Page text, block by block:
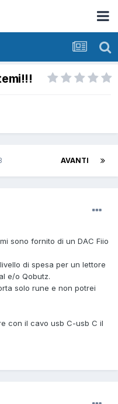
AVANTI
sono fornito di un DAC Fiio
di spesa per un lettore
e/o Qobutz.
solo rune e non potrei
con il cavo usb C-usb C il